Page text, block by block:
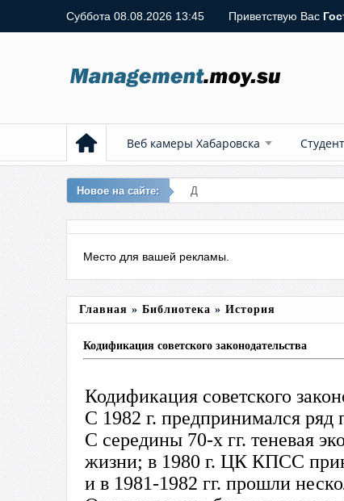
Суббота 08.08.2026 13:45 Приветствую Вас
Веб камеры Хабаровска
Новое на сайте: Добавлена в библ
Место для вашей рекламы.
Главная » Библиотека » История
Кодификация советского законодательства
Кодификация советского
С 1982 г. предпринимался
С середины 70-х гг. теневая
жизни; в 1980 г. ЦК КПСС
и в 1981-1982 гг. прошли